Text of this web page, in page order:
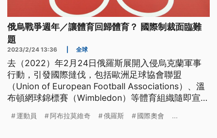
俄烏戰爭週年／讓體育回歸體育？ 國際制裁面臨難
題
2023/2/24 13:36 全球
去（2022）年2月24日俄羅斯展開入侵烏克蘭軍事
行動，引發國際撻伐，包括歐洲足球協會聯盟
（Union of European Football Associations）、溫
布頓網球錦標賽（Wimbledon）等體育組織隨即宣布
見結束的跡象，要不要繼續制裁，無法出賽對運動員
運動員 阿布拉莫維奇 俄羅斯 國際奧會 ...